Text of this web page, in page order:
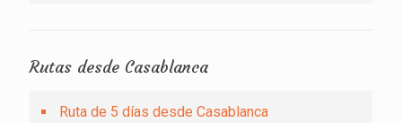
Rutas desde Casablanca
Ruta de 5 días desde Casablanca